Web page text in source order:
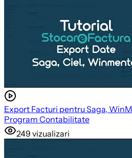
Export Facturi pentru Saga,
Program Contabilitate
249 vizualizari